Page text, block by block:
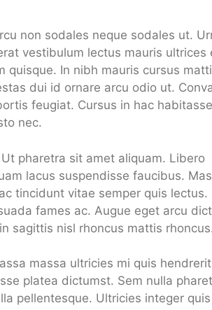
non sodales neque sodales ut.
vestibulum lectus mauris ultrices
quisque. In nibh mauris cursus
dui id ornare arcu odio ut.
feugiat. Cursus in hac habitasse
nec.
pharetra sit amet aliquam. Libero
lacus suspendisse faucibus.
tincidunt vitae semper quis lectus.
fames ac. Augue eget arcu
sagittis nisl rhoncus mattis
massa ultricies mi quis
platea dictumst. Sem nulla
pellentesque. Ultricies integer quis